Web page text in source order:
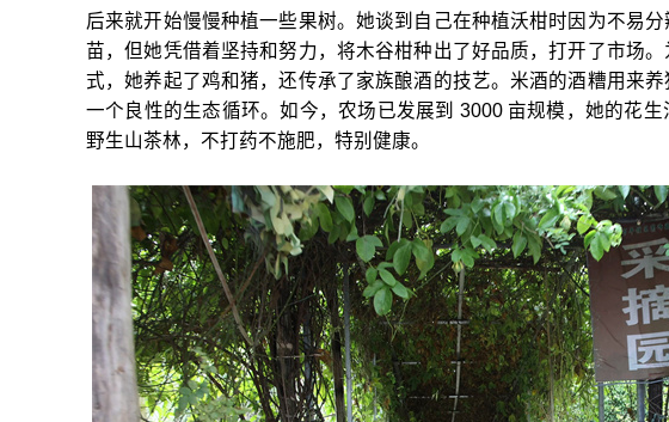
后来就开始慢慢种植一些果树。她谈到自己在种植沃柑时因为不易
苗，但她凭借着坚持和努力，将木谷柑种出了好品质，打开了市场
式，她养起了鸡和猪，还传承了家族酿酒的技艺。米酒的酒糟用来
一个良性的生态循环。如今，农场已发展到 3000 亩规模，她的花
野生山茶林，不打药不施肥，特别健康。